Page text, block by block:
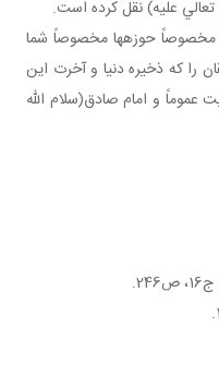
عليه) نقل کرده است.
مخصوصاً حوزه ها مخصوصاً شما
را که ذخيره دنيا و آخرت اين
و امام صادق(سلام الله